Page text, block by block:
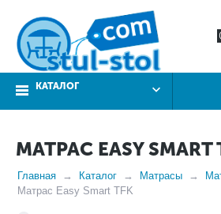
КАТАЛОГ
МАТРАС EASY SMART
Главная Каталог Матрасы
Матрас Easy Smart TFK